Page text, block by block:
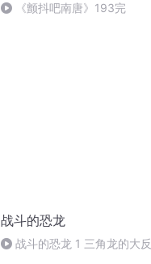
《颤抖吧南唐》193完
战斗的恐龙
战斗的恐龙 1 三角龙的大反